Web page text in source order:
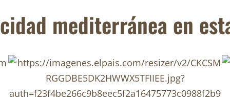
mediterránea en